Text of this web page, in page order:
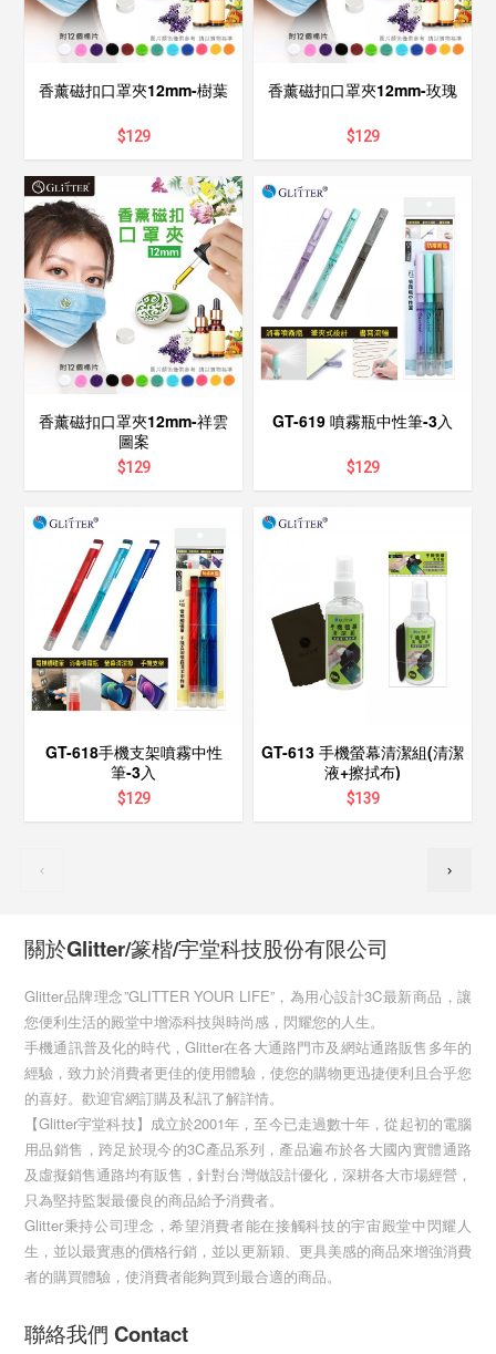
香薰磁扣口罩夾12mm-樹葉
$129
香薰磁扣口罩夾12mm-玫瑰
$129
香薰磁扣口罩夾12mm-祥雲
圖案
$129
GT-619 噴霧瓶中性筆-3入
$129
GT-618手機支架噴霧中性
筆-3入
$129
GT-613 手機螢幕清潔組(清潔
液+擦拭布)
$139
關於Glitter/篆楷/宇堂科技股份有限公司
Glitter品牌理念”GLITTER YOUR LIFE”，為用心設計3C最新商品，讓
您便利生活的殿堂中增添科技與時尚感，閃耀您的人生。
手機通訊普及化的時代，Glitter在各大通路門市及網站通路販售多年的
經驗，致力於消費者更佳的使用體驗，使您的購物更迅捷便利且合乎您
的喜好。歡迎官網訂購及私訊了解詳情。
【Glitter宇堂科技】成立於2001年，至今已走過數十年，從起初的電腦
用品銷售，跨足於現今的3C產品系列，產品遍布於各大國內實體通路
及虛擬銷售通路均有販售，針對台灣做設計優化，深耕各大市場經營，
只為堅持監製最優良的商品給予消費者。
Glitter秉持公司理念，希望消費者能在接觸科技的宇宙殿堂中閃耀人
生，並以最實惠的價格行銷，並以更新穎、更具美感的商品來增強消費
者的購買體驗，使消費者能夠買到最合適的商品。
聯絡我們 Contact